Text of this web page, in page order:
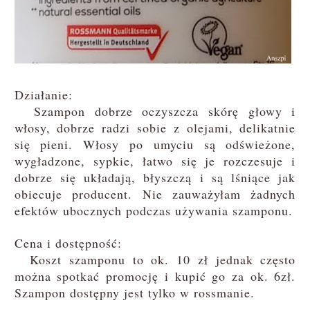
Działanie:
Szampon dobrze oczyszcza skórę głowy i
włosy, dobrze radzi sobie z olejami, delikatnie
się pieni. Włosy po umyciu są odświeżone,
wygładzone, sypkie, łatwo się je rozczesuje i
dobrze się układają, błyszczą i są lśniące jak
obiecuje producent. Nie zauważyłam żadnych
efektów ubocznych podczas używania szamponu.
Cena i dostępność:
Koszt szamponu to ok. 10 zł jednak często
można spotkać promocję i kupić go za ok. 6zł.
Szampon dostępny jest tylko w rossmanie.